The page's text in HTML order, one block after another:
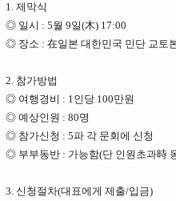
1. 제막식
◎ 일시 : 5월 9일(木) 17:00
◎ 장소 : 在일본 대한민국 민단 교토
2. 참가방법
◎ 여행경비 : 1인당 100만원
◎ 예상인원 : 80명
◎ 참가신청 : 5파 각 문회에 신청
◎ 부부동반 : 가능함(단 인원초과時
3. 신청절차(대표에게 제출/입금)